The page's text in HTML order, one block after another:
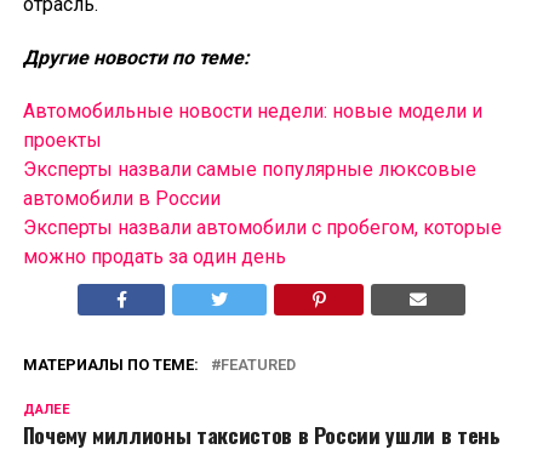
Другие новости по теме:
Автомобильные новости недели: новые модели и
проекты
Эксперты назвали самые популярные люксовые
автомобили в России
Эксперты назвали автомобили с пробегом, которые
можно продать за один день
МАТЕРИАЛЫ ПО ТЕМЕ: FEATURED
ДАЛЕЕ
Почему миллионы таксистов в России ушли в тень